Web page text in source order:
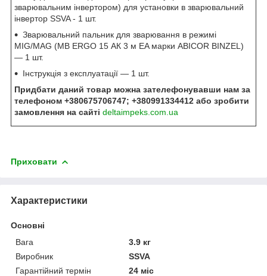
зварювальним інвертором) для установки в зварювальний
інвертор SSVA - 1 шт.
Зварювальний пальник для зварювання в режимі
MIG/MAG (MB ERGO 15 АК 3 м EA марки ABICOR BINZEL)
― 1 шт.
Інструкція з експлуатації ― 1 шт.
Придбати даний товар можна зателефонувавши нам за
телефоном +380675706747; +380991334412 або зробити
замовлення на сайті deltaimpeks.com.ua
Приховати
Характеристики
Основні
Вага
3.9 кг
Виробник
SSVA
Гарантійний термін
24 міс